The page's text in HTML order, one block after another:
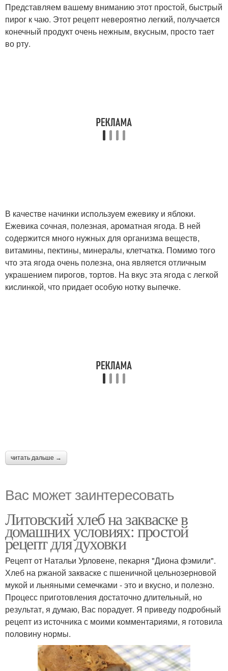
Представляем вашему вниманию этот простой, быстрый
пирог к чаю. Этот рецепт невероятно легкий, получается
конечный продукт очень нежным, вкусным, просто тает
во рту.
В качестве начинки используем ежевику и яблоки.
Ежевика сочная, полезная, ароматная ягода. В ней
содержится много нужных для организма веществ,
витамины, пектины, минералы, клетчатка. Помимо того
что эта ягода очень полезна, она является отличным
украшением пирогов, тортов. На вкус эта ягода с легкой
кислинкой, что придает особую нотку выпечке.
читать дальше →
Вас может заинтересовать
Литовский хлеб на закваске в
домашних условиях: простой
рецепт для духовки
Рецепт от Натальи Урловене, пекарня "Диона фэмили".
Хлеб на ржаной закваске с пшеничной цельнозерновой
мукой и льняными семечками - это и вкусно, и полезно.
Процесс приготовления достаточно длительный, но
результат, я думаю, Вас порадует. Я приведу подробный
рецепт из источника с моими комментариями, я готовила
половину нормы.